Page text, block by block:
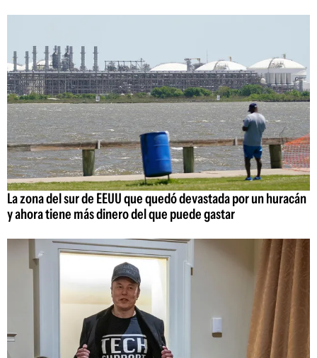
La zona del sur de EEUU que quedó devastada por un huracán
y ahora tiene más dinero del que puede gastar